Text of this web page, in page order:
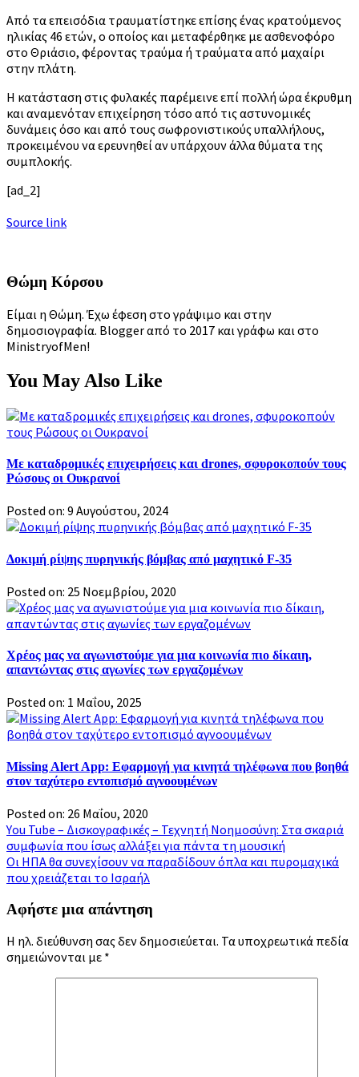
Από τα επεισόδια τραυματίστηκε επίσης ένας κρατούμενος
ηλικίας 46 ετών, ο οποίος και μεταφέρθηκε με ασθενοφόρο
στο Θριάσιο, φέροντας τραύμα ή τραύματα από μαχαίρι
στην πλάτη.
Η κατάσταση στις φυλακές παρέμεινε επί πολλή ώρα έκρυθμη
και αναμενόταν επιχείρηση τόσο από τις αστυνομικές
δυνάμεις όσο και από τους σωφρονιστικούς υπαλλήλους,
προκειμένου να ερευνηθεί αν υπάρχουν άλλα θύματα της
συμπλοκής.
[ad_2]
Source link
Θώμη Κόρσου
Είμαι η Θώμη. Έχω έφεση στο γράψιμο και στην
δημοσιογραφία. Blogger από το 2017 και γράφω και στο
MinistryofMen!
You May Also Like
Με καταδρομικές επιχειρήσεις και drones, σφυροκοπούν τους
Ρώσους οι Ουκρανοί
Posted on: 9 Αυγούστου, 2024
Δοκιμή ρίψης πυρηνικής βόμβας από μαχητικό F-35
Posted on: 25 Νοεμβρίου, 2020
Χρέος μας να αγωνιστούμε για μια κοινωνία πιο δίκαιη,
απαντώντας στις αγωνίες των εργαζομένων
Posted on: 1 Μαΐου, 2025
Missing Alert App: Εφαρμογή για κινητά τηλέφωνα που βοηθά
στον ταχύτερο εντοπισμό αγνοουμένων
Posted on: 26 Μαΐου, 2020
Πλοήγηση
άρθρων
Yοu Tube – Δισκογραφικές – Τεχνητή Νοημοσύνη: Στα σκαριά
συμφωνία που ίσως αλλάξει για πάντα τη μουσική
Οι ΗΠΑ θα συνεχίσουν να παραδίδουν όπλα και πυρομαχικά
που χρειάζεται το Ισραήλ
Αφήστε μια απάντηση
Η ηλ. διεύθυνση σας δεν δημοσιεύεται. Τα υποχρεωτικά πεδία
σημειώνονται με *